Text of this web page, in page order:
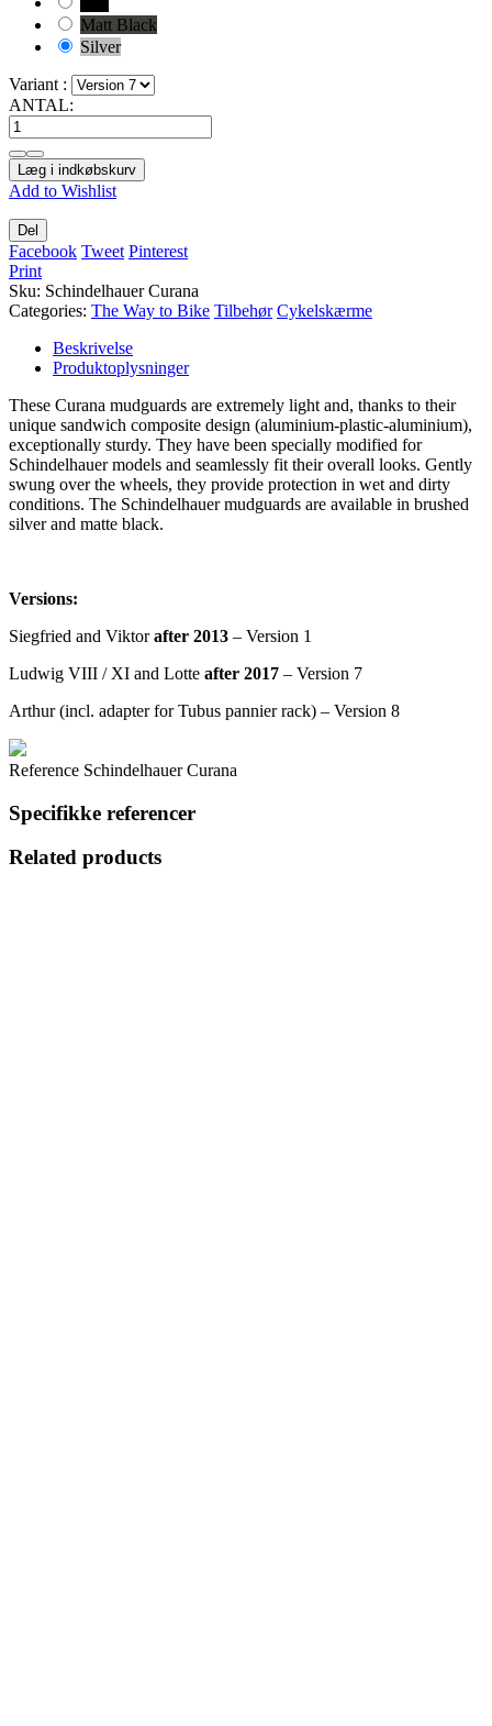
Matt Black
Silver
Variant :
ANTAL:
Læg i indkøbskurv
Add to Wishlist
Del
Facebook Tweet Pinterest
Print
Sku: Schindelhauer Curana
Categories: The Way to Bike Tilbehør Cykelskærme
Beskrivelse
Produktoplysninger
These Curana mudguards are extremely light and, thanks to their
unique sandwich composite design (aluminium-plastic-aluminium),
exceptionally sturdy. They have been specially modified for
Schindelhauer models and seamlessly fit their overall looks. Gently
swung over the wheels, they provide protection in wet and dirty
conditions. The Schindelhauer mudguards are available in brushed
silver and matte black.
Versions:
Siegfried and Viktorafter 2013 – Version 1
Ludwig VIII / XI and Lotte after 2017 – Version 7
Arthur (incl. adapter for Tubus pannier rack) – Version 8
Reference Schindelhauer Curana
Specifikke referencer
Related products